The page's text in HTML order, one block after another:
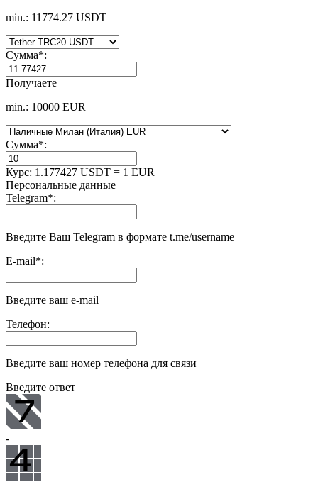
min.: 11774.27 USDT
Сумма*:
Получаете
min.: 10000 EUR
Сумма*:
Курс: 1.177427 USDT = 1 EUR
Персональные данные
Telegram*:
Введите Ваш Telegram в формате t.me/username
E-mail*:
Введите ваш e-mail
Телефон:
Введите ваш номер телефона для связи
Введите ответ
-